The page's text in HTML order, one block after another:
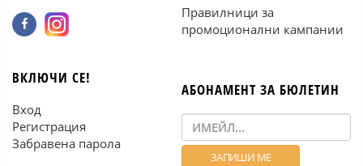
Правилници за
промоционални кампании
ВКЛЮЧИ СЕ!
Вход
Регистрация
Забравена парола
АБОНАМЕНТ ЗА БЮЛЕТИН